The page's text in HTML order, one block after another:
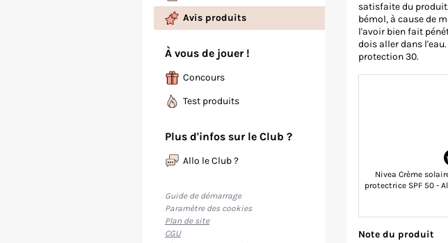
Avis produits
À vous de jouer !
Concours
Test produits
Plus d'infos sur le Club ?
Allo le Club ?
Guide de démarrage
Paramètre des cookies
Plan de site
CGU
satisfaite du
bémol, à cause de
l'avoir bien fait
dois aller dans
protection 30.
Nivea Crème
protectrice SPF 50 -
Note du produit